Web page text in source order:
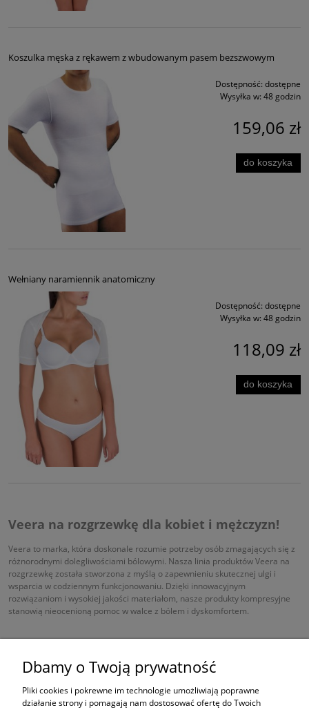
Koszulka męska z rękawem z wbudowanym pasem bezszwowym
Dostępność: dostępne
Wysyłka w: 48 godzin
159,06 zł
do koszyka
Wełniany naramiennik anatomiczny
Dostępność: dostępne
Wysyłka w: 48 godzin
118,09 zł
do koszyka
Veera na rozgrzewkę dla kobiet i mężczyzn!
Veera to marka, która doskonale rozumie potrzeby osób zmagających się z
różnorodnymi dolegliwościami bólowymi. Nasza linia produktów Veera na
rozgrzewkę została stworzona z myślą o zapewnieniu skutecznej ulgi i
wsparcia w codziennym funkcjonowaniu. Dzięki innowacyjnym
rozwiązaniom i wysokiej jakości materiałom, nasze produkty kompresyjne
stanowią nieocenioną pomoc w walce z bólem i dyskomfortem.
Dbamy o Twoją prywatność
Pliki cookies i pokrewne im technologie umożliwiają poprawne
działanie strony i pomagają nam dostosować ofertę do Twoich